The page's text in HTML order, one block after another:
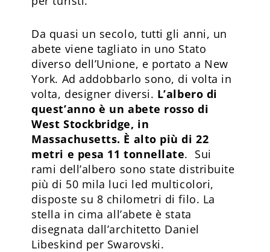
Da quasi un secolo, tutti gli anni, un
abete viene tagliato in uno Stato
diverso dell’Unione, e portato a New
York. Ad addobbarlo sono, di volta in
volta, designer diversi. L’albero di
quest’anno è un abete rosso di
West Stockbridge, in
Massachusetts. È alto più di 22
metri e pesa 11 tonnellate. Sui
rami dell’albero sono state distribuite
più di 50 mila luci led multicolori,
disposte su 8 chilometri di filo. La
stella in cima all’abete è stata
disegnata dall’architetto Daniel
Libeskind per Swarovski.